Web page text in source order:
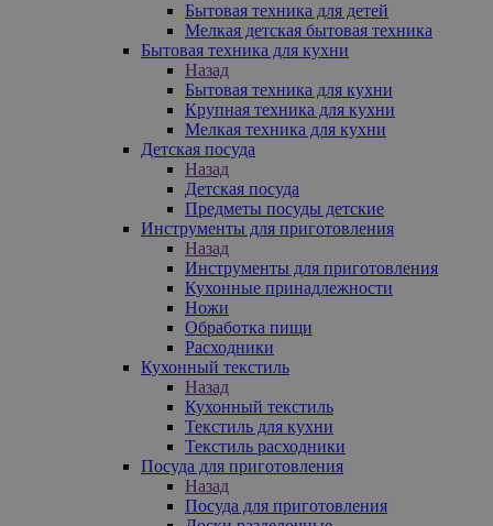
Бытовая техника для детей
Мелкая детская бытовая техника
Бытовая техника для кухни
Назад
Бытовая техника для кухни
Крупная техника для кухни
Мелкая техника для кухни
Детская посуда
Назад
Детская посуда
Предметы посуды детские
Инструменты для приготовления
Назад
Инструменты для приготовления
Кухонные принадлежности
Ножи
Обработка пищи
Расходники
Кухонный текстиль
Назад
Кухонный текстиль
Текстиль для кухни
Текстиль расходники
Посуда для приготовления
Назад
Посуда для приготовления